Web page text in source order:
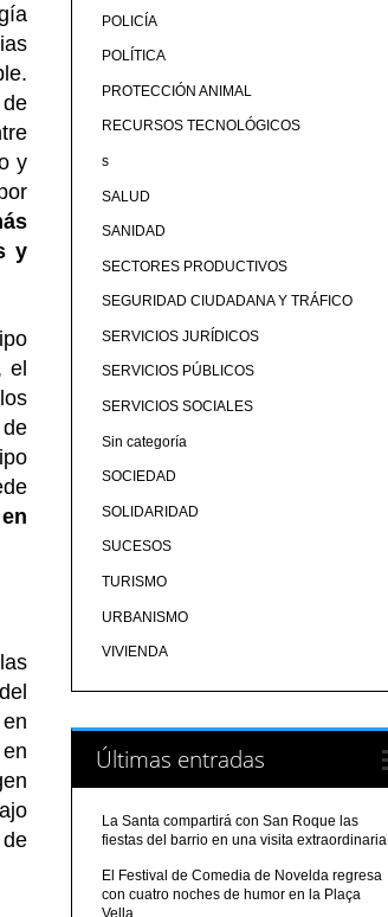
y
y
el
POLICÍA
POLÍTICA
PROTECCIÓN ANIMAL
RECURSOS TECNOLÓGICOS
s
SALUD
SANIDAD
SECTORES PRODUCTIVOS
SEGURIDAD CIUDADANA Y TRÁFICO
SERVICIOS JURÍDICOS
SERVICIOS PÚBLICOS
SERVICIOS SOCIALES
Sin categoría
SOCIEDAD
SOLIDARIDAD
SUCESOS
TURISMO
URBANISMO
VIVIENDA
Últimas entradas
La Santa compartirá con San Roque las
fiestas del barrio en una visita extraordinaria
El Festival de Comedia de Novelda regresa
con cuatro noches de humor en la Plaça
Vella